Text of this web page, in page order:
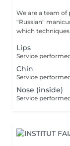
We are a team of
"Russian" manicure,
which techniques
Lips
Chin
Nose (inside)